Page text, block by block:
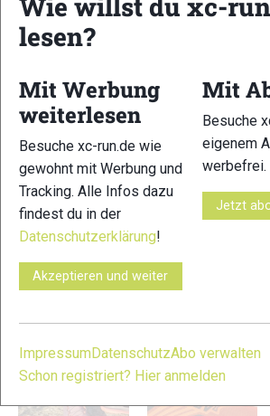
VERWANDTE ARTIKEL
Wie willst du xc-
lesen?
Mit Werbung
weiterlesen
Besuche xc-run.de wie
gewohnt mit Werbung und
Tracking. Alle Infos dazu
findest du in der
Datenschutzerklärung!
Akzeptieren und weiter
Mit
Besuche
eigenem
werbefrei.
Jetzt
ImpressumDatenschutzAbo verwalten
Schon registriert? Hier anmelden